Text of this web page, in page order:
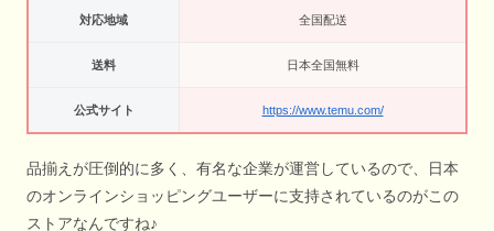
対応地域 全国配送
送料 日本全国無料
公式サイト https://www.temu.com/
品揃えが圧倒的に多く、有名な企業が運営しているので、日本
のオンラインショッピングユーザーに支持されているのがこの
ストアなんですね♪